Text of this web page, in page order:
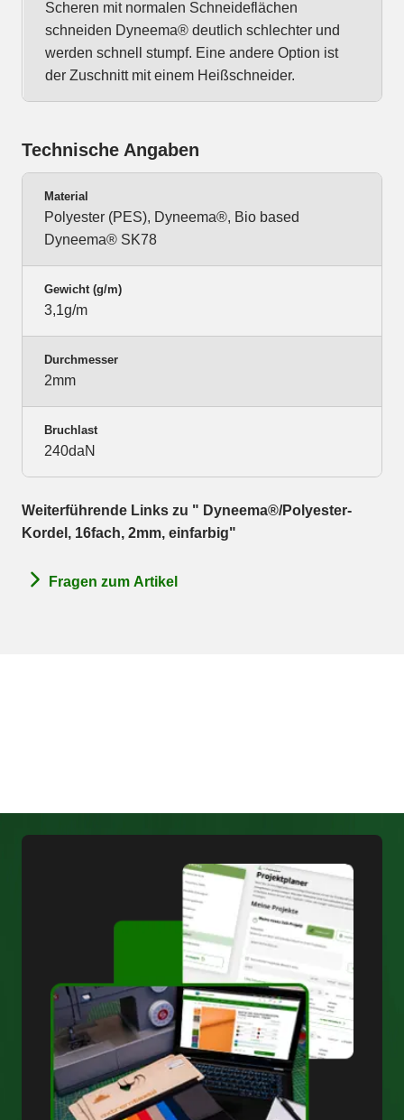
Scheren mit normalen Schneideflächen
schneiden Dyneema® deutlich schlechter und
werden schnell stumpf. Eine andere Option ist
der Zuschnitt mit einem Heißschneider.
Technische Angaben
Material
Polyester (PES), Dyneema®, Bio based
Dyneema® SK78
Gewicht (g/m)
3,1g/m
Durchmesser
2mm
Bruchlast
240daN
Weiterführende Links zu " Dyneema®/Polyester-
Kordel, 16fach, 2mm, einfarbig"
Fragen zum Artikel